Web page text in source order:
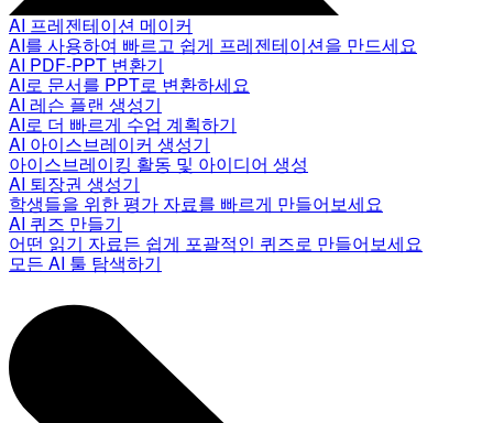
AI 프레젠테이션 메이커
AI를 사용하여 빠르고 쉽게 프레젠테이션을 만드세요
AI PDF-PPT 변환기
AI로 문서를 PPT로 변환하세요
AI 레슨 플랜 생성기
AI로 더 빠르게 수업 계획하기
AI 아이스브레이커 생성기
아이스브레이킹 활동 및 아이디어 생성
AI 퇴장권 생성기
학생들을 위한 평가 자료를 빠르게 만들어보세요
AI 퀴즈 만들기
어떤 읽기 자료든 쉽게 포괄적인 퀴즈로 만들어보세요
모든 AI 툴 탐색하기